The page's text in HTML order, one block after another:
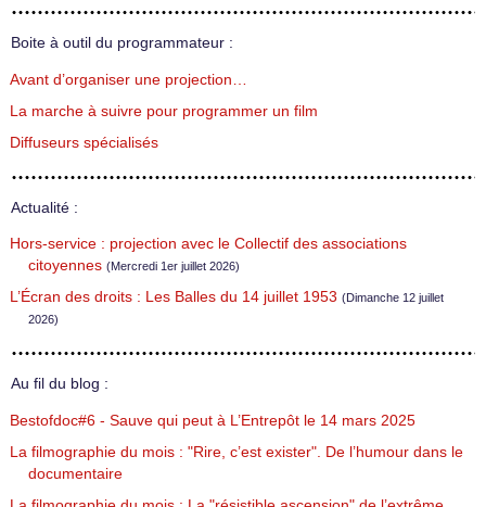
Boite à outil du programmateur :
Avant d’organiser une projection…
La marche à suivre pour programmer un film
Diffuseurs spécialisés
Actualité :
Hors-service : projection avec le Collectif des associations
citoyennes (Mercredi 1er juillet 2026)
L’Écran des droits : Les Balles du 14 juillet 1953 (Dimanche 12 juillet
2026)
Au fil du blog :
Bestofdoc#6 - Sauve qui peut à L’Entrepôt le 14 mars 2025
La filmographie du mois : "Rire, c’est exister". De l’humour dans le
documentaire